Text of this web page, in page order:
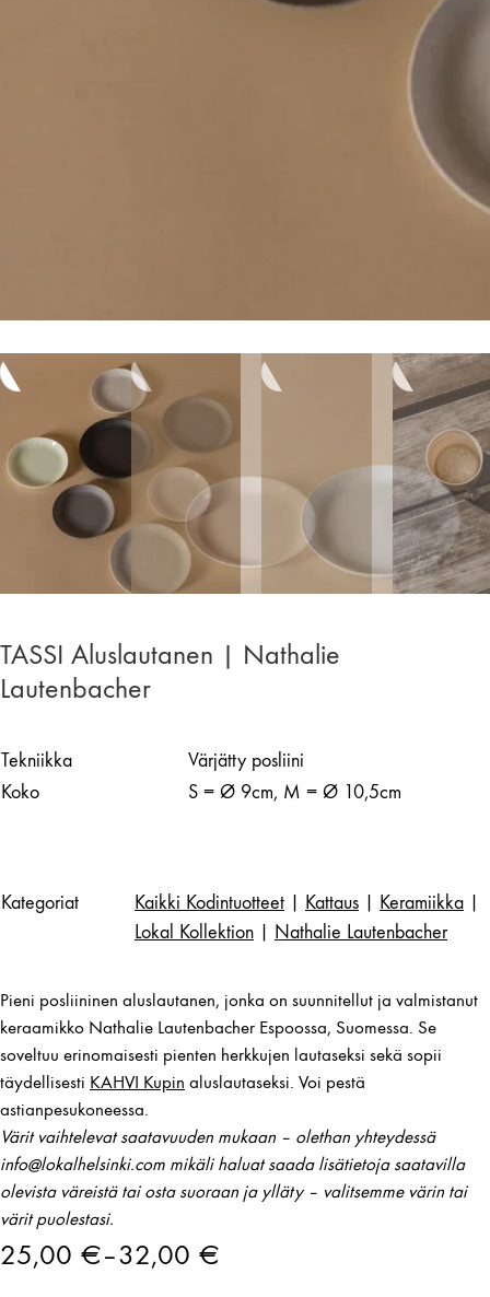
TASSI Aluslautanen | Nathalie
Lautenbacher
Tekniikka
Värjätty posliini
Koko
S = Ø 9cm, M = Ø 10,5cm
Kategoriat Kaikki Kodintuotteet Kattaus Keramiikka
Lokal Kollektion
Nathalie Lautenbacher
Pieni posliininen aluslautanen, jonka on suunnitellut ja valmistanut
keraamikko Nathalie Lautenbacher Espoossa, Suomessa. Se
soveltuu erinomaisesti pienten herkkujen lautaseksi sekä sopii
täydellisesti KAHVI Kupin aluslautaseksi. Voi pestä
astianpesukoneessa.
Värit vaihtelevat saatavuuden mukaan – olethan yhteydessä
info@lokalhelsinki.com mikäli haluat saada lisätietoja saatavilla
olevista väreistä tai osta suoraan ja ylläty – valitsemme värin tai
värit puolestasi.
25,00 €–32,00 €
Hintaluokka: